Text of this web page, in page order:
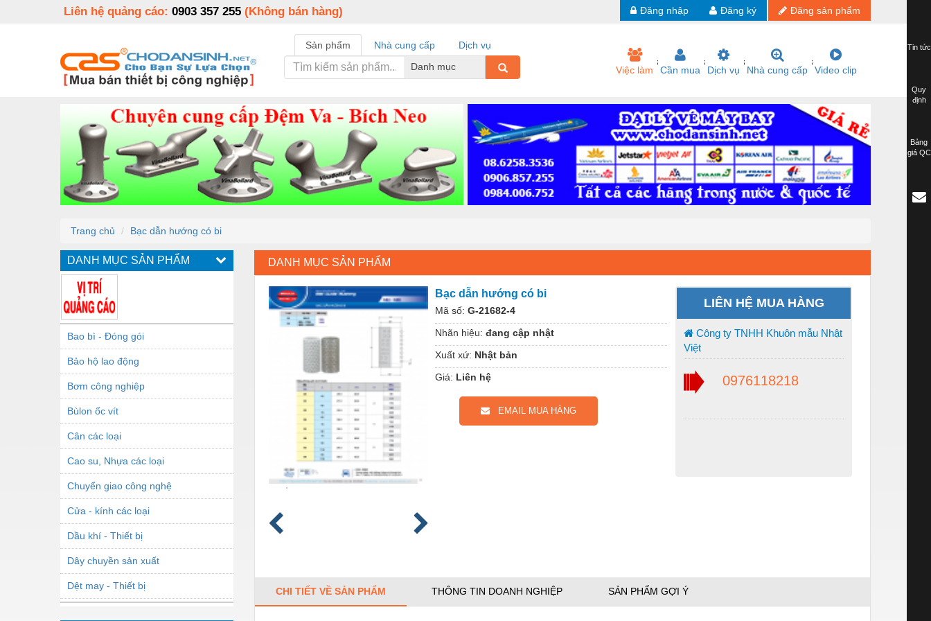
Liên hệ quảng cáo: 0903 357 255 (Không bán hàng) Đăng sản phẩm
Đăng ký
Đăng nhập
Sản phẩm Nhà cung cấp
Dịch vụ
Danh mục
Việc làm Cần mua Dịch vụ Nhà cung cấp Video clip
Trang chủ Bạc dẫn hướng có bi
DANH MỤC SẢN PHẨM
Bao bì - Đóng gói
Bảo hộ lao động
Bơm công nghiệp
Bùlon ốc vít
Cân các loại
Cao su, Nhựa các loại
Chuyển giao công nghệ
Cửa - kính các loại
Dầu khí - Thiết bị
Dây chuyền sản xuất
Dệt may - Thiết bị
DANH MỤC SẢN PHẨM
Bạc dẫn hướng có bi
Mã số: G-21682-4
Nhãn hiệu: đang cập nhật
Xuất xứ: Nhật bản
Giá: Liên hệ
EMAIL MUA HÀNG
LIÊN HỆ MUA HÀNG
Công ty TNHH Khuôn mẫu Nhật
Việt
0976118218
CHI TIẾT VỀ SẢN PHẨM THÔNG TIN DOANH NGHIỆP SẢN PHẨM GỢI Ý
Tin tức
Quy
định
Bảng
giá QC